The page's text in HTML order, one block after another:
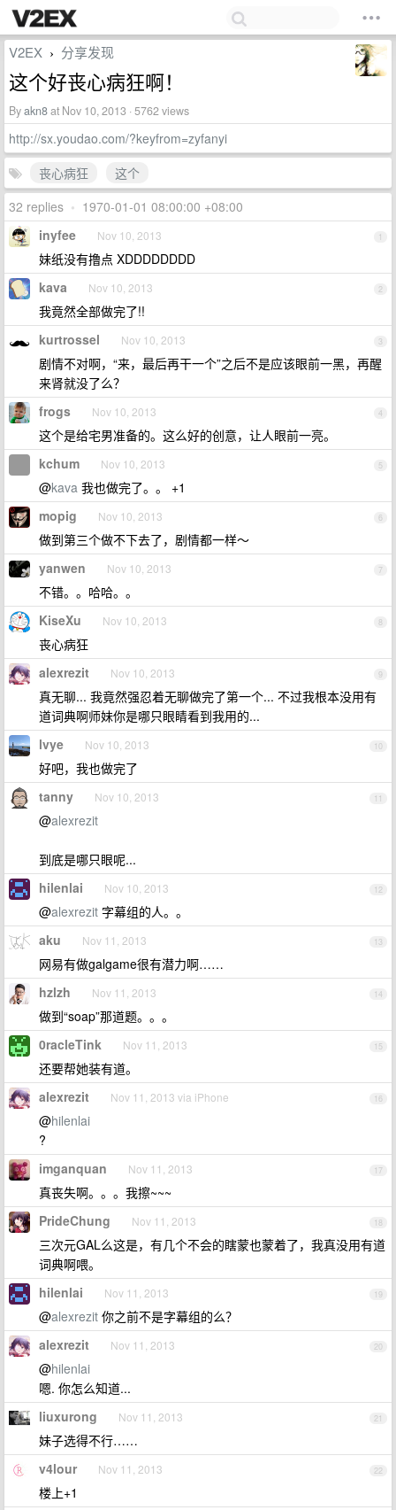
V2EX › 分享发现
这个好丧心病狂啊！
Byakn8at Nov 10, 2013 · 5762 views
http://sx.youdao.com/?keyfrom=zyfanyi
丧心病狂
这个
32 replies • 1970-01-01 08:00:00 +08:00
1
inyfee Nov 10, 2013
妹纸没有撸点 XDDDDDDDD
2
kava Nov 10, 2013
我竟然全部做完了!!
3
kurtrossel Nov 10, 2013
剧情不对啊，“来，最后再干一个”之后不是应该眼前一黑，再醒
来肾就没了么？
4
frogs Nov 10, 2013
这个是给宅男准备的。这么好的创意，让人眼前一亮。
5
kchum Nov 10, 2013
@kava 我也做完了。。 +1
6
mopig Nov 10, 2013
做到第三个做不下去了，剧情都一样～
7
yanwen Nov 10, 2013
不错。。哈哈。。
8
KiseXu Nov 10, 2013
丧心病狂
9
alexrezit Nov 10, 2013
真无聊... 我竟然强忍着无聊做完了第一个... 不过我根本没用有
道词典啊师妹你是哪只眼睛看到我用的...
10
lvye Nov 10, 2013
好吧，我也做完了
11
tanny Nov 10, 2013
@alexrezit
到底是哪只眼呢...
12
hilenlai Nov 10, 2013
@alexrezit 字幕组的人。。
13
aku Nov 11, 2013
网易有做galgame很有潜力啊……
14
hzlzh Nov 11, 2013
做到“soap”那道题。。。
15
0racleTink Nov 11, 2013
还要帮她装有道。
16
alexrezit Nov 11, 2013 via iPhone
@hilenlai
?
17
imganquan Nov 11, 2013
真丧失啊。。。我擦~~~
18
PrideChung Nov 11, 2013
三次元GAL么这是，有几个不会的瞎蒙也蒙着了，我真没用有道
词典啊喂。
19
hilenlai Nov 11, 2013
@alexrezit 你之前不是字幕组的么？
20
alexrezit Nov 11, 2013
@hilenlai
嗯. 你怎么知道...
21
liuxurong Nov 11, 2013
妹子选得不行……
22
v4lour Nov 11, 2013
楼上+1